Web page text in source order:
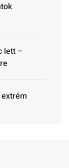
lett –